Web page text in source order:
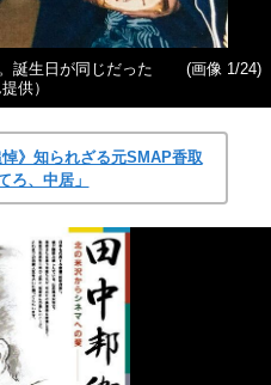
誕生日が同じだった
供）
(画像 1/24)
悼》知られざる元SMAP香取
ろ、中居」